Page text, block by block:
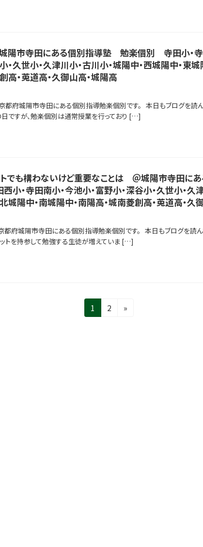
市寺田にある個別指導塾 勉楽個別 寺田小・寺
・久世小・久津川小・古川小・城陽中・西城陽中・東
高・莵道高・久御山高・城陽高
都府城陽市寺田にある個別指導勉楽個別です。 本日もブログを読
ですが、勉楽個別は通常授業を行っており […]
トでも構わないけど重要なことは ＠城陽市寺田
・寺田南小・今池小・富野小・深谷小・久世小・久
城陽中・南城陽中・南陽高・城南菱創高・莵道高・久
都府城陽市寺田にある個別指導勉楽個別です。 本日もブログを読ん
トを持参して勉強する生徒が増えていま […]
固
定
1
固
2 »